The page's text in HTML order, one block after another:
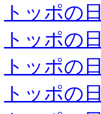
トッポの日
トッポの日
トッポの日
トッポの日